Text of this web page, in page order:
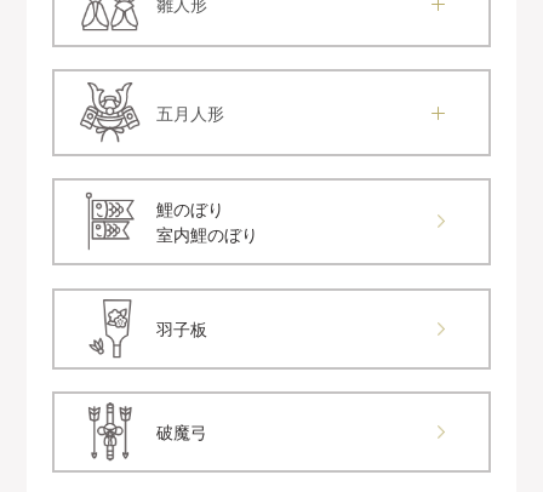
五月人形
鯉のぼり
室内鯉のぼり
羽子板
破魔弓